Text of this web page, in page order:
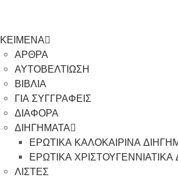
ΚΕΙΜΕΝΑ
ΑΡΘΡΑ
ΑΥΤΟΒΕΛΤΙΩΣΗ
ΒΙΒΛΙΑ
ΓΙΑ ΣΥΓΓΡΑΦΕΙΣ
ΔΙΑΦΟΡΑ
ΔΙΗΓΗΜΑΤΑ
ΕΡΩΤΙΚΑ ΚΑΛΟΚΑΙΡΙΝΑ
ΕΡΩΤΙΚΑ ΧΡΙΣΤΟΥΓΕΝΝΙΑΤΙΚΑ
ΛΙΣΤΕΣ